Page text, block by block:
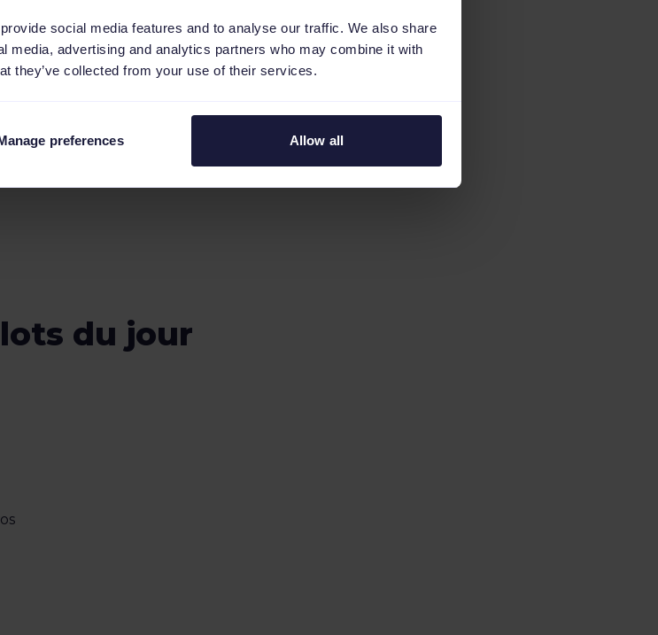
social media features and to analyse our traffic. We also share
media, advertising and analytics partners who may combine it with
they’ve collected from your use of their services.
preferences Allow all
le post
du jour